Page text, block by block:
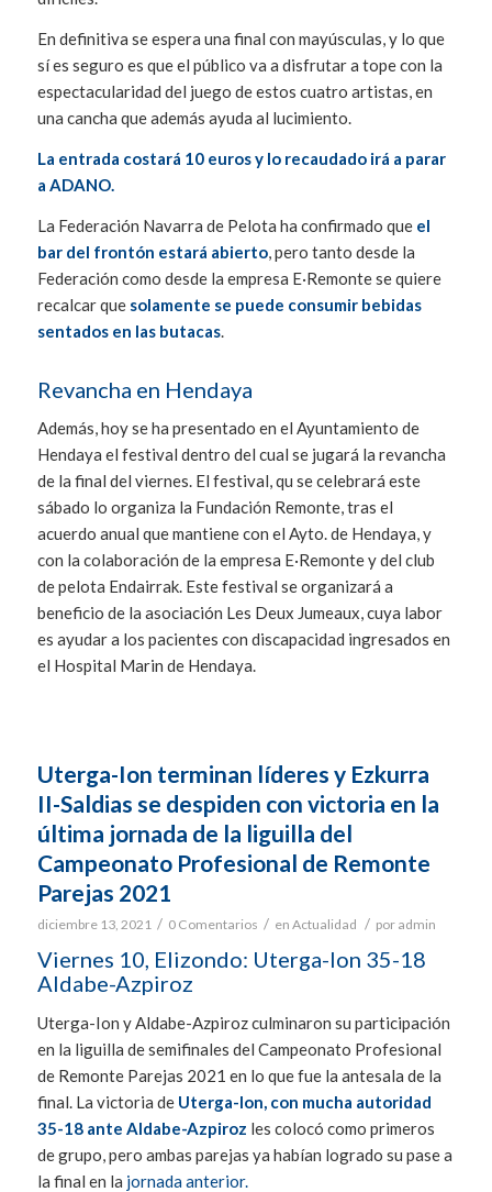
En definitiva se espera una final con mayúsculas, y lo que
sí es seguro es que el público va a disfrutar a tope con la
espectacularidad del juego de estos cuatro artistas, en
una cancha que además ayuda al lucimiento.
La entrada costará 10 euros y lo recaudado irá a parar
a ADANO.
La Federación Navarra de Pelota ha confirmado que el
bar del frontón estará abierto, pero tanto desde la
Federación como desde la empresa E·Remonte se quiere
recalcar que solamente se puede consumir bebidas
sentados en las butacas.
Revancha en Hendaya
Además, hoy se ha presentado en el Ayuntamiento de
Hendaya el festival dentro del cual se jugará la revancha
de la final del viernes. El festival, qu se celebrará este
sábado lo organiza la Fundación Remonte, tras el
acuerdo anual que mantiene con el Ayto. de Hendaya, y
con la colaboración de la empresa E·Remonte y del club
de pelota Endairrak. Este festival se organizará a
beneficio de la asociación Les Deux Jumeaux, cuya labor
es ayudar a los pacientes con discapacidad ingresados en
el Hospital Marin de Hendaya.
Uterga-Ion terminan líderes y Ezkurra
II-Saldias se despiden con victoria en la
última jornada de la liguilla del
Campeonato Profesional de Remonte
Parejas 2021
diciembre 13, 2021 / 0 Comentarios / en Actualidad / por admin
Viernes 10, Elizondo: Uterga-Ion 35-18
Aldabe-Azpiroz
Uterga-Ion y Aldabe-Azpiroz culminaron su participación
en la liguilla de semifinales del Campeonato Profesional
de Remonte Parejas 2021 en lo que fue la antesala de la
final. La victoria de Uterga-Ion, con mucha autoridad
35-18 ante Aldabe-Azpiroz les colocó como primeros
de grupo, pero ambas parejas ya habían logrado su pase a
la final en la jornada anterior.